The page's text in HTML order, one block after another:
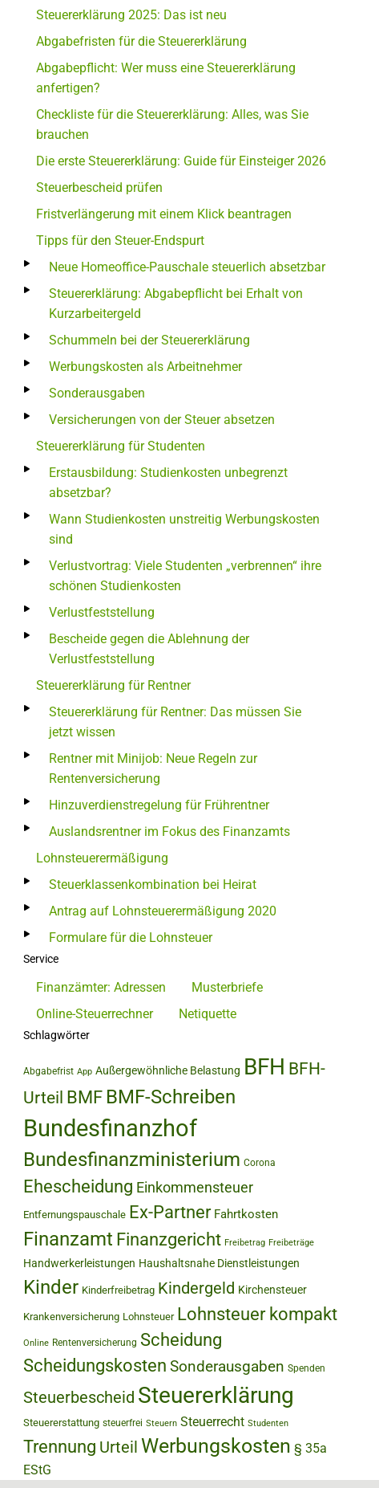
Steuererklärung 2025: Das ist neu
Abgabefristen für die Steuererklärung
Abgabepflicht: Wer muss eine Steuererklärung
anfertigen?
Checkliste für die Steuererklärung: Alles, was Sie
brauchen
Die erste Steuererklärung: Guide für Einsteiger 2026
Steuerbescheid prüfen
Fristverlängerung mit einem Klick beantragen
Tipps für den Steuer-Endspurt
Neue Homeoffice-Pauschale steuerlich absetzbar
Steuererklärung: Abgabepflicht bei Erhalt von
Kurzarbeitergeld
Schummeln bei der Steuererklärung
Werbungskosten als Arbeitnehmer
Sonderausgaben
Versicherungen von der Steuer absetzen
Steuererklärung für Studenten
Erstausbildung: Studienkosten unbegrenzt
absetzbar?
Wann Studienkosten unstreitig Werbungskosten
sind
Verlustvortrag: Viele Studenten „verbrennen“ ihre
schönen Studienkosten
Verlustfeststellung
Bescheide gegen die Ablehnung der
Verlustfeststellung
Steuererklärung für Rentner
Steuererklärung für Rentner: Das müssen Sie
jetzt wissen
Rentner mit Minijob: Neue Regeln zur
Rentenversicherung
Hinzuverdienstregelung für Frührentner
Auslandsrentner im Fokus des Finanzamts
Lohnsteuerermäßigung
Steuerklassenkombination bei Heirat
Antrag auf Lohnsteuerermäßigung 2020
Formulare für die Lohnsteuer
Service
Finanzämter: Adressen
Musterbriefe
Online-Steuerrechner
Netiquette
Schlagwörter
Abgabefrist App Außergewöhnliche Belastung BFH BFH-
Urteil BMF BMF-Schreiben
Bundesfinanzhof
Bundesfinanzministerium Corona
Ehescheidung Einkommensteuer
Entfernungspauschale Ex-Partner Fahrtkosten
Finanzamt Finanzgericht Freibetrag Freibeträge
Handwerkerleistungen Haushaltsnahe Dienstleistungen
Kinder Kinderfreibetrag Kindergeld Kirchensteuer
Krankenversicherung Lohnsteuer Lohnsteuer kompakt
Online Rentenversicherung Scheidung
Scheidungskosten Sonderausgaben Spenden
Steuerbescheid Steuererklärung
Steuererstattung steuerfrei Steuern Steuerrecht Studenten
Trennung Urteil Werbungskosten § 35a
EStG